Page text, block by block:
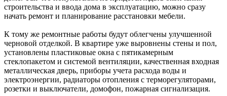
строительства и ввода дома в эксплуатацию, можно сразу
начать ремонт и планирование расстановки мебели.
К тому же ремонтные работы будут облегчены улучшенной
черновой отделкой. В квартире уже выровнены стены и пол,
установлены пластиковые окна с пятикамерным
стеклопакетом и системой вентиляции, качественная входная
металлическая дверь, приборы учета расхода воды и
электроэнергии, радиаторы отопления с терморегуляторами,
розетки и выключатели, домофон, пожарная сигнализация.